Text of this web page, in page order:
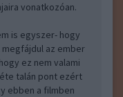
vonatkozóan.
is egyszer- hogy
az ember
ez nem valami
talán pont ezért
ebben a filmben